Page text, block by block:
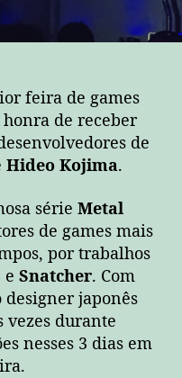
feira de games
de receber
de
Hideo Kojima.
série Metal
de games mais
por trabalhos
e Snatcher. Com
japonês
vezes durante
nesses 3 dias em